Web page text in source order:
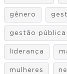
gênero
gestão pública
liderança
mulheres